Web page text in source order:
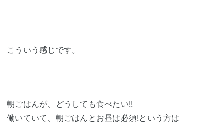
こういう感じです。
朝ごはんが、どうしても食べたい!!
働いていて、朝ごはんとお昼は必須!という方は